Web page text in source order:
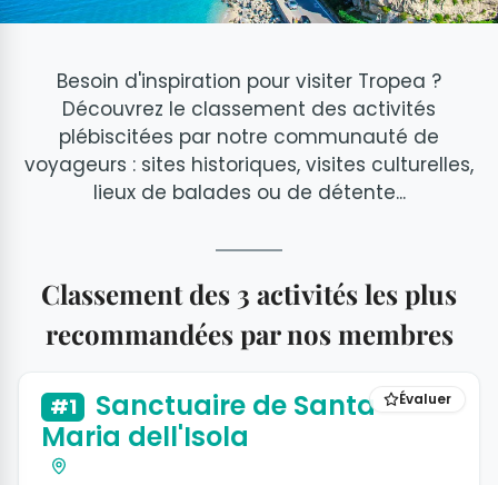
Besoin d'inspiration pour visiter Tropea ?
Découvrez le classement des activités
plébiscitées par notre communauté de
voyageurs : sites historiques, visites culturelles,
lieux de balades ou de détente...
Classement des 3 activités les plus
recommandées par nos membres
Évaluer
#1
Sanctuaire de Santa
Maria dell'Isola